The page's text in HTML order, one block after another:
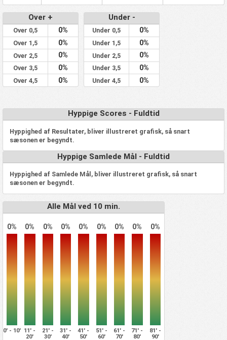
Over +
Over 0,5 0%
Over 1,5 0%
Over 2,5 0%
Over 3,5 0%
Over 4,5 0%
Under -
Under 0,5 0%
Under 1,5 0%
Under 2,5 0%
Under 3,5 0%
Under 4,5 0%
Hyppige Scores - Fuldtid
Hyppighed af Resultater, bliver illustreret grafisk, så snart
sæsonen er begyndt.
Hyppige Samlede Mål - Fuldtid
Hyppighed af Samlede Mål, bliver illustreret grafisk, så snart
sæsonen er begyndt.
Alle Mål ved 10 min.
0% 0% 0% 0% 0% 0% 0% 0% 0%
0' - 10' 11' -
20'
21' -
30'
31' -
40'
41' -
50'
51' -
60'
61' -
70'
71' -
80'
81' -
90'